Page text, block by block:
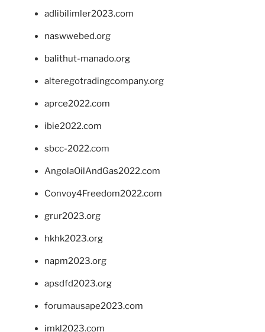
adlibilimler2023.com
naswwebed.org
balithut-manado.org
alteregotradingcompany.org
aprce2022.com
ibie2022.com
sbcc-2022.com
AngolaOilAndGas2022.com
Convoy4Freedom2022.com
grur2023.org
hkhk2023.org
napm2023.org
apsdfd2023.org
forumausape2023.com
imkl2023.com